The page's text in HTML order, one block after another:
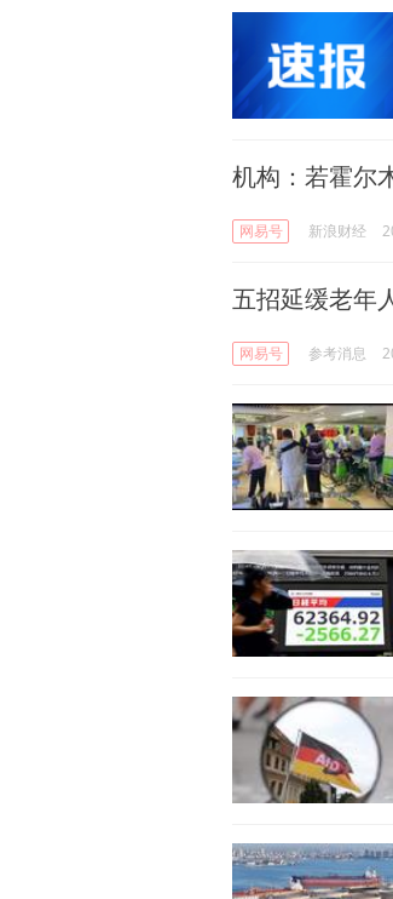
机构：若霍尔
网易号 新浪财经
五招延缓老年
网易号 参考消息